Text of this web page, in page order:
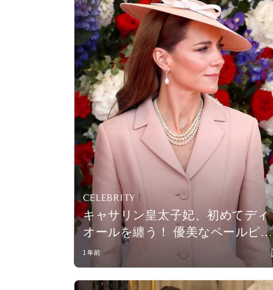
CELEBRITY
キャサリン皇太子妃、初めてディ
オールを纏う！ 優美なペールピン
クのワントーンルックでフランス
大統領夫妻をもてなす
1年前